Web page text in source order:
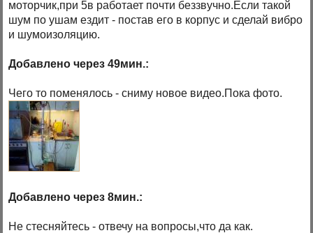
моторчик,при 5в работает почти беззвучно.Если такой
шум по ушам ездит - постав его в корпус и сделай вибро
и шумоизоляцию.
Добавлено через 49мин.:
Чего то поменялось - сниму новое видео.Пока фото.
Добавлено через 8мин.:
Не стесняйтесь - отвечу на вопросы,что да как.